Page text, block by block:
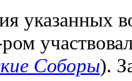
указанных
Соборы).